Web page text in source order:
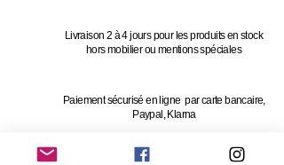
Livraison 2 à 4 jours pour les produits en stock
hors mobilier ou mentions spéciales
Paiement sécurisé en ligne par carte bancaire,
Paypal, Klarna
Vous avez 14 jours pour changer d'avis